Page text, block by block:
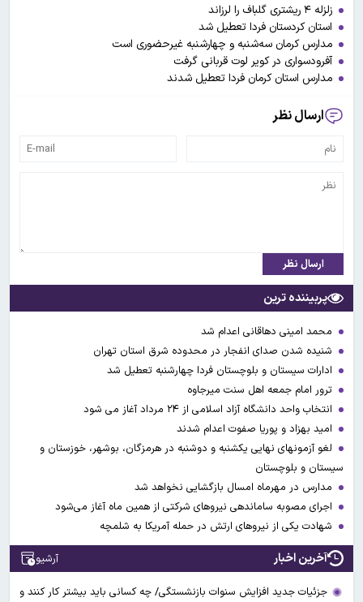
زلزله ۴ ریشتری گلباف را لرزاند
استان کردستان فردا تعطیل شد
مدارس کرمان سه‌شنبه و چهارشنبه غیرحضوری است
آفرودسواری در کویر لوت قربانی گرفت
مدارس استان کرمان فردا تعطیل شدند
ارسال نظر
ارسال نظر
پربیننده ترین
محمد امینی دهاقانی اعدام شد
شنیده شدن صدای انفجار در محدوده شرق استان تهران
ادارات سیستان و بلوچستان فردا چهارشنبه تعطیل شد
ترور امام جمعه اهل سنت میرجاوه
انتخاب واحد دانشگاه آزاد اسلامی از ۲۴ مرداد آغاز می شود
امید بهزاد و پوریا صفوت اعدام شدند
لغو آزمونهای نهایی یکشنبه و دوشنبه در هرمزگان، بوشهر، خوزستان و
سیستان و بلوچستان
مدارس در مهرماه امسال بازگشایی نخواهد شد
اجرای مصوبه ساماندهی نیرو‌های شرکتی از همین ماه آغاز می‌شود
شهادت یکی از نیروهای ارتش در حمله آمریکا به شلمچه
آخرین اخبار آرشیو
جزئیات جدید افزایش سنوات بازنشستگی/ چه کسانی باید بیشتر کار کنند و